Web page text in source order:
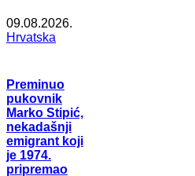
09.08.2026.
Hrvatska
Preminuo
pukovnik
Marko Stipić,
nekadašnji
emigrant koji
je 1974.
pripremao